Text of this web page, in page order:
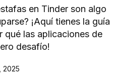
en Tinder son algo
¡Aquí tienes la guía
qué las aplicaciones de
desafío!
2025